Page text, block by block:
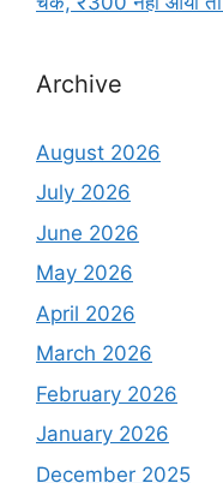
Archive
August 2026
July 2026
June 2026
May 2026
April 2026
March 2026
February 2026
January 2026
December 2025